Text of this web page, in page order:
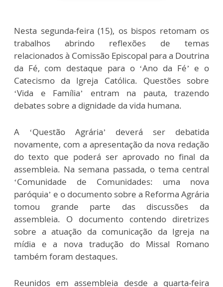
Nesta segunda-feira (15), os bispos retomam os
trabalhos abrindo reflexões de temas
relacionados à Comissão Episcopal para a Doutrina
da Fé, com destaque para o ‘Ano da Fé’ e o
Catecismo da Igreja Católica. Questões sobre
‘Vida e Família’ entram na pauta, trazendo
debates sobre a dignidade da vida humana.
A ‘Questão Agrária’ deverá ser debatida
novamente, com a apresentação da nova redação
do texto que poderá ser aprovado no final da
assembleia. Na semana passada, o tema central
‘Comunidade de Comunidades: uma nova
paróquia’ e o documento sobre a Reforma Agrária
tomou grande parte das discussões da
assembleia. O documento contendo diretrizes
sobre a atuação da comunicação da Igreja na
mídia e a nova tradução do Missal Romano
também foram destaques.
Reunidos em assembleia desde a quarta-feira